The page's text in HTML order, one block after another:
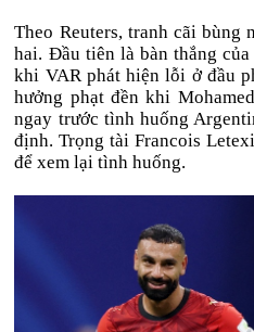
Theo Reuters, tranh cãi bùng
hai. Đầu tiên là bàn thắng
khi VAR phát hiện lỗi ở đầu
hưởng phạt đền khi
ngay trước tình huống
định. Trọng tài Francois
để xem lại tình huống.